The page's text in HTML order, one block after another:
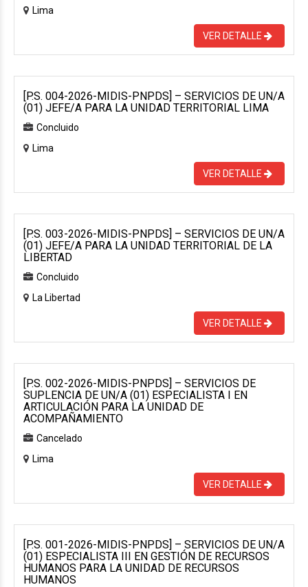
Lima
VER DETALLE
[P.S. 004-2026-MIDIS-PNPDS] – SERVICIOS DE UN/A
(01) JEFE/A PARA LA UNIDAD TERRITORIAL LIMA
Concluido
Lima
VER DETALLE
[P.S. 003-2026-MIDIS-PNPDS] – SERVICIOS DE UN/A
(01) JEFE/A PARA LA UNIDAD TERRITORIAL DE LA
LIBERTAD
Concluido
La Libertad
VER DETALLE
[P.S. 002-2026-MIDIS-PNPDS] – SERVICIOS DE
SUPLENCIA DE UN/A (01) ESPECIALISTA I EN
ARTICULACIÓN PARA LA UNIDAD DE
ACOMPAÑAMIENTO
Cancelado
Lima
VER DETALLE
[P.S. 001-2026-MIDIS-PNPDS] – SERVICIOS DE UN/A
(01) ESPECIALISTA III EN GESTIÓN DE RECURSOS
HUMANOS PARA LA UNIDAD DE RECURSOS
HUMANOS